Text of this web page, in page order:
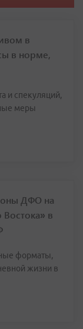
в
в норме,
и спекуляций,
меры
ДФО на
Востока» в
форматы,
жизни в